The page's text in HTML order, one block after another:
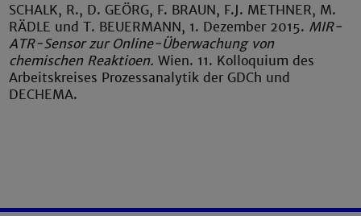
SCHALK, R., D. GEÖRG, F. BRAUN, F.J. METHNER, M.
RÄDLE und T. BEUERMANN, 1. Dezember 2015. MIR-
ATR-Sensor zur Online-Überwachung von
chemischen Reaktioen.Wien. 11. Kolloquium des
Arbeitskreises Prozessanalytik der GDCh und
DECHEMA.